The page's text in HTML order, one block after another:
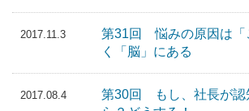
2017.11.3
第31回 悩みの原因は「
く「脳」にある
2017.08.4
第30回 もし、社長が認